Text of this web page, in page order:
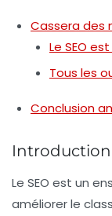
Cassera des
Le SEO
Tous les
Conclusion
Introduction
Le SEO est un
améliorer le